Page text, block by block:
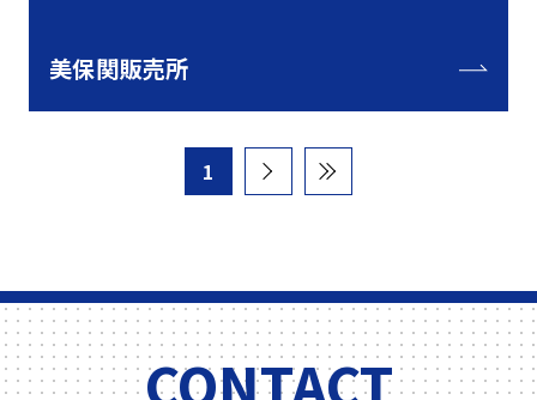
美保関販売所
1
CONTACT